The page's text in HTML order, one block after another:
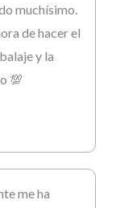
muchísimo.
de hacer el
y la
💯
me ha